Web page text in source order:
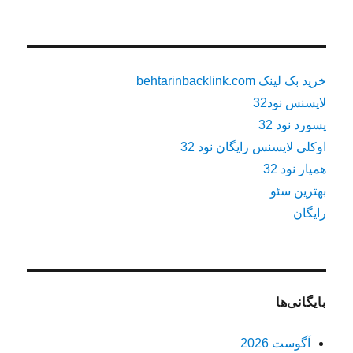
خرید بک لینک behtarinbacklink.com
لایسنس نود32
پسورد نود 32
اوکلی لایسنس رایگان نود 32
همیار نود 32
بهترین سئو
رایگان
بایگانی‌ها
آگوست 2026